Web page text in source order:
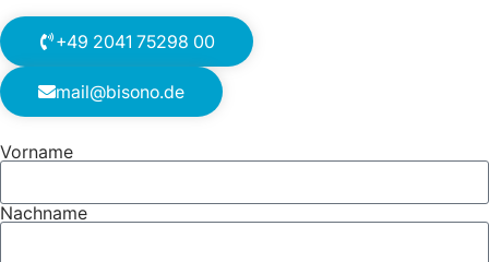
+49 2041 75298 00
mail@bisono.de
Vorname
Nachname